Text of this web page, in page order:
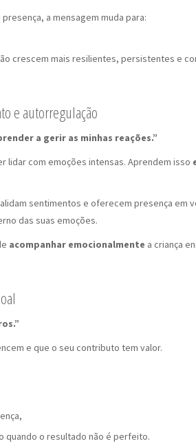
a mensagem muda para:
crescem mais resilientes, persistentes e
e autorregulação
a gerir as minhas reações.”
lidar com emoções intensas. Aprendem isso
sentimentos e oferecem presença em
das suas emoções.
acompanhar emocionalmente a criança
e que o seu contributo tem valor.
quando o resultado não é perfeito.